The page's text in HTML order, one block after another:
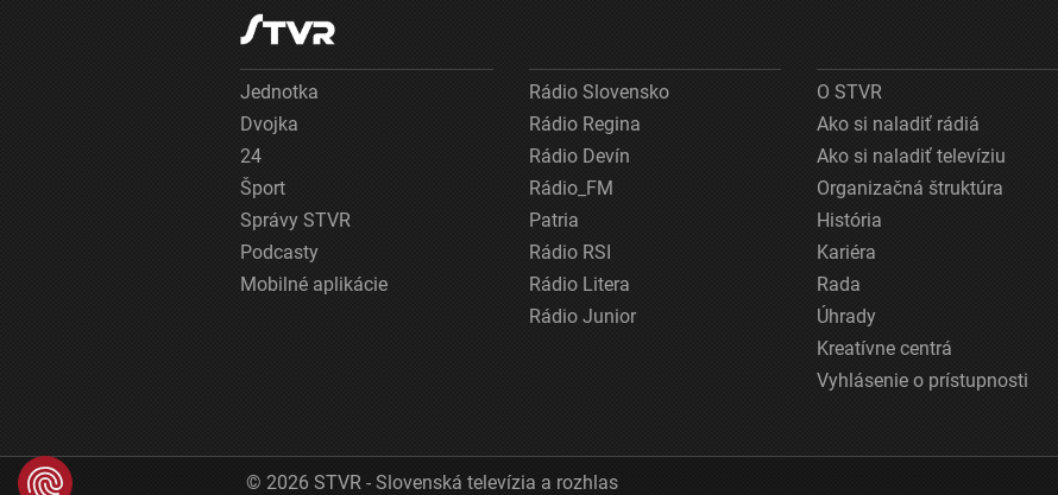
Jednotka
Dvojka
24
Šport
Správy STVR
Podcasty
Mobilné aplikácie
Rádio Slovensko
Rádio Regina
Rádio Devín
Rádio_FM
Patria
Rádio RSI
Rádio Litera
Rádio Junior
O STVR
Ako si naladiť rádiá
Ako si naladiť televíziu
Organizačná štruktúra
História
Kariéra
Rada
Úhrady
Kreatívne centrá
Vyhlásenie o prístupnosti
© 2026 STVR - Slovenská televízia a rozhlas